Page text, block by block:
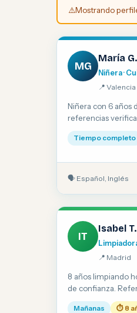
⚠️Mostrando
MG
María G.
Niñera ·
📍 Valencia
Niñera con 6 años
referencias
meses. Inglés
Tiempo completo
🗣 Español, Inglés
IT
Isabel T.
📍 Madrid
8 años limpiando
de confianza.
Mañanas ⏱ 8